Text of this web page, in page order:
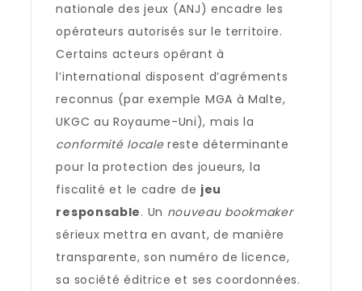
nationale des jeux (ANJ) encadre les
opérateurs autorisés sur le territoire.
Certains acteurs opérant à
l’international disposent d’agréments
reconnus (par exemple MGA à Malte,
UKGC au Royaume-Uni), mais la
conformité localereste déterminante
pour la protection des joueurs, la
fiscalité et le cadre de jeu
responsable. Un nouveau bookmaker
sérieux mettra en avant, de manière
transparente, son numéro de licence,
sa société éditrice et ses coordonnées.